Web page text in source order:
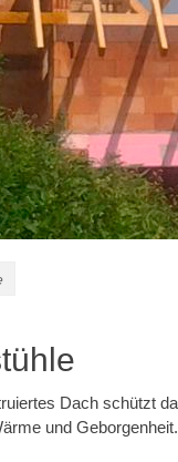
Dach schützt
und Geborgenheit.